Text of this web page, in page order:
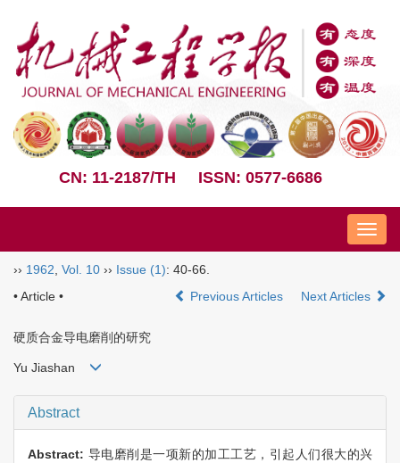
CN: 11-2187/TH ISSN: 0577-6686
Nav
›› 1962 Vol. 10 ›› Issue (1): 40-66.
• Article •
Previous Articles Next Articles
硬质合金导电磨削的研究
Yu Jiashan
Abstract
Abstract: 导电磨削是一项新的加工工艺，引起人们很大的兴